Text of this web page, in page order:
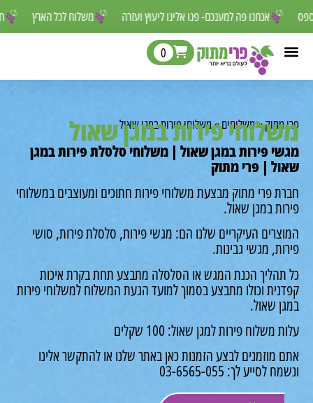
משלוח לכל הארץ אנחנו פה למענכם- פנו אלינו ליעוץ ועזרה לפספס
0
»משלוחים»משלוחי פירות במגן שאול
פירות במגן שאול
פירות במגן שאול | משלוחי סלסלת פירות במגן
| פרי מתוק
פרי מתוק מבצעת משלוחי פירות חתוכים ומעוצבים במשלוחי
במגן שאול.
העיקריים שלנו הם: מגשי פירות, סלסלת פירות, סושי
מגשי גבינות.
הכנת המגש או הסלסלה מתבצע תחת בקרת איכות
וכולו מתבצע בסמוך למועד הגעת המשלוח למשלוחי פירות
שאול.
פירות למגן שאול: 100 שקלים
מוזמנים לבצע הזמנות כאן באתר שלנו או להתקשר אלינו
לך: 03-6565-055